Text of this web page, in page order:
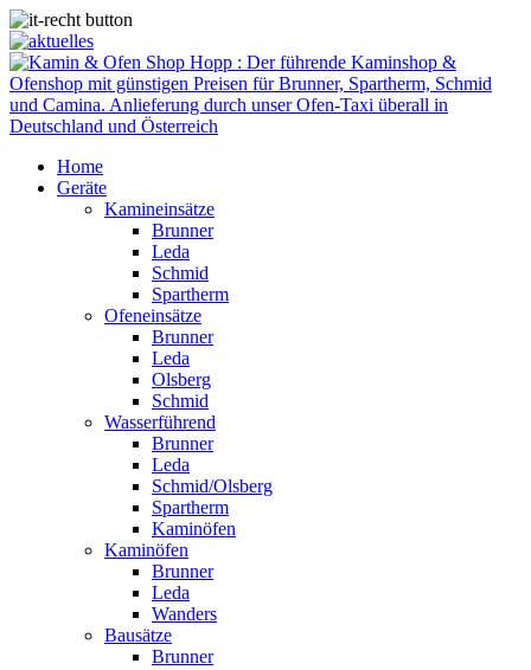
Home
Geräte
Kamineinsätze
Brunner
Leda
Schmid
Spartherm
Ofeneinsätze
Brunner
Leda
Olsberg
Schmid
Wasserführend
Brunner
Leda
Schmid/Olsberg
Spartherm
Kaminöfen
Kaminöfen
Brunner
Leda
Wanders
Bausätze
Brunner